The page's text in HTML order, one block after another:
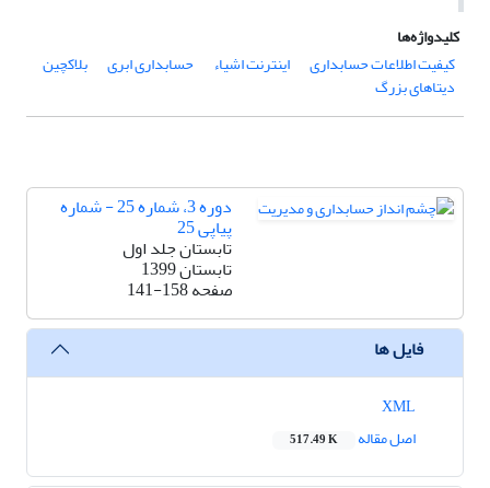
کلیدواژه‌ها
کیفیت اطلاعات حسابداری
اینترنت اشیاء حسابداری ابری بلاکچین
دیتاهای بزرگ
دوره 3، شماره 25 - شماره
پیاپی 25
تابستان جلد اول
تابستان 1399
صفحه141-158
فایل ها
اصل مقاله
517.49 K